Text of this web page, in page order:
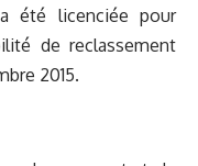
été licenciée pour
de reclassement
2015.